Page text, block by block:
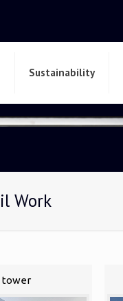
Sustainability
Work
tower